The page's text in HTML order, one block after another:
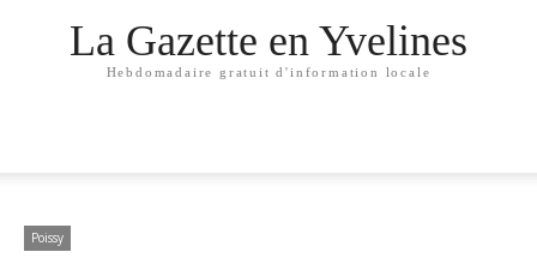
La Gazette en Yvelines
Hebdomadaire gratuit d'information locale
Poissy